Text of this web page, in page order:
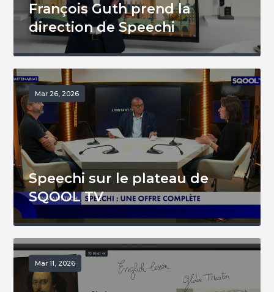
François Guth prend la
direction de Speechi
Mar 26, 2026
Speechi sur le plateau de
SQOOL TV
Mar 11, 2026